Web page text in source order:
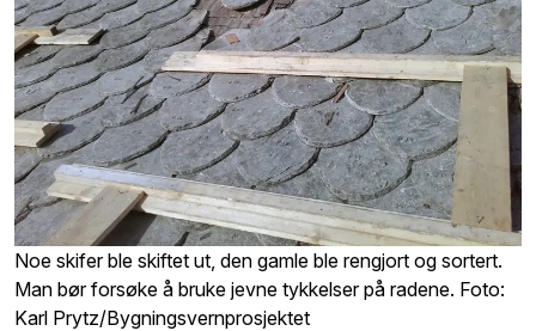
Noe skifer ble skiftet ut, den gamle ble rengjort og sortert.
Man bør forsøke å bruke jevne tykkelser på radene. Foto:
Karl Prytz/Bygningsvernprosjektet